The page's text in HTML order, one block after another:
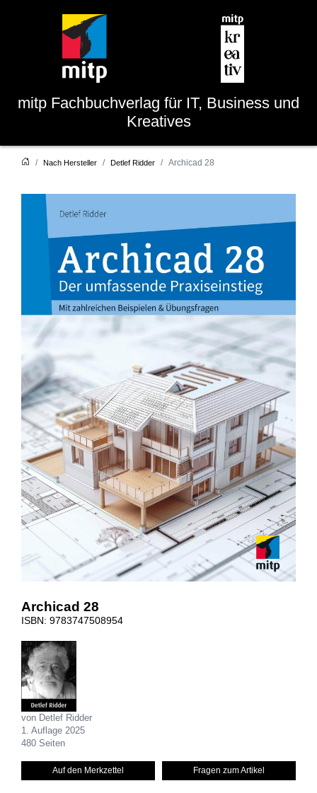
mitp Fachbuchverlag für IT, Business und
Kreatives
Nach Hersteller Detlef Ridder Archicad 28
Archicad 28
ISBN: 9783747508954
von Detlef Ridder
1. Auflage 2025
480 Seiten
Auf den Merkzettel Fragen zum Artikel